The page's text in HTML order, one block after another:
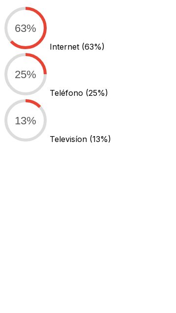
63%
Internet (63%)
25%
Teléfono (25%)
13%
Televisíon (13%)